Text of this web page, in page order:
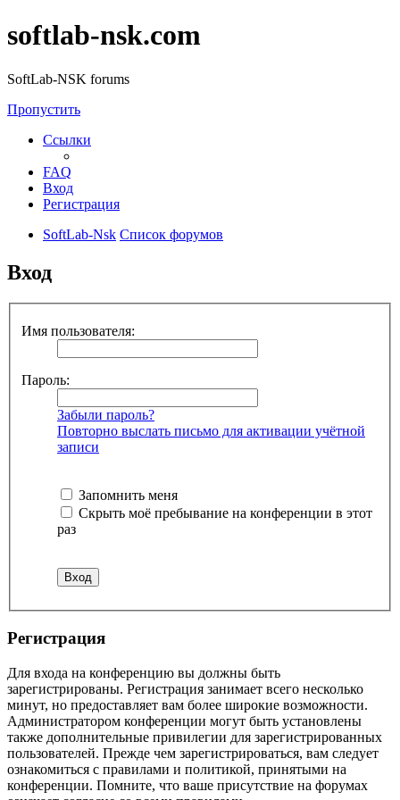
softlab-nsk.com
SoftLab-NSK forums
Пропустить
Ссылки
FAQ
Вход
Регистрация
SoftLab-Nsk Список форумов
Вход
Имя пользователя:
Пароль:
Забыли пароль?
Повторно выслать письмо для активации учётной
записи
Запомнить меня
Скрыть моё пребывание на конференции в этот
раз
Регистрация
Для входа на конференцию вы должны быть
зарегистрированы. Регистрация занимает всего несколько
минут, но предоставляет вам более широкие возможности.
Администратором конференции могут быть установлены
также дополнительные привилегии для зарегистрированных
пользователей. Прежде чем зарегистрироваться, вам следует
ознакомиться с правилами и политикой, принятыми на
конференции. Помните, что ваше присутствие на форумах